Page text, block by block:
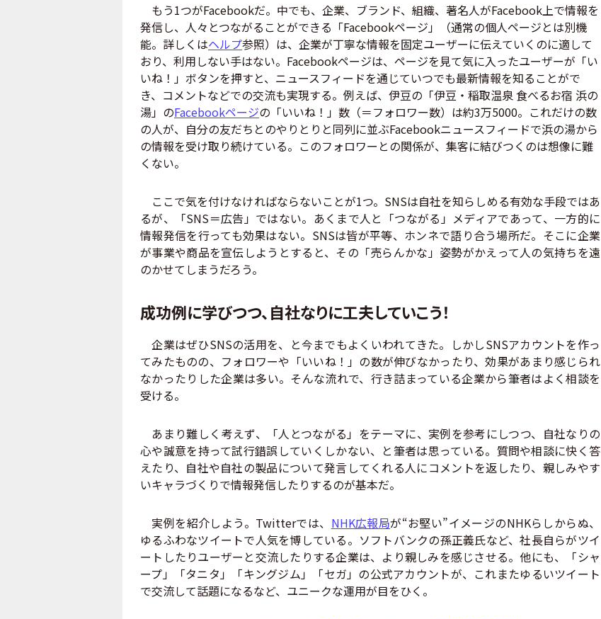
もう1つがFacebookだ。中でも、企業、ブランド、組織、著名人がFacebook上で情報を
発信し、人々とつながることができる「Facebookページ」（通常の個人ページとは別機
能。詳しくはヘルプ参照）は、企業が丁寧な情報を固定ユーザーに伝えていくのに適して
おり、利用しない手はない。Facebookページは、ページを見て気に入ったユーザーが「い
いね！」ボタンを押すと、ニュースフィードを通じていつでも最新情報を知ることがで
き、コメントなどでの交流も実現する。例えば、伊豆の「伊豆・稲取温泉 食べるお宿 浜の
湯」のFacebookページの「いいね！」数（＝フォロワー数）は約3万5000。これだけの数
の人が、自分の友だちとのやりとりと同列に並ぶFacebookニュースフィードで浜の湯から
の情報を受け取り続けている。このフォロワーとの関係が、集客に結びつくのは想像に難
くない。
ここで気を付けなければならないことが1つ。SNSは自社を知らしめる有効な手段ではあ
るが、「SNS＝広告」ではない。あくまで人と「つながる」メディアであって、一方的に
情報発信を行っても効果はない。SNSは皆が平等、ホンネで語り合う場所だ。そこに企業
が事業や商品を宣伝しようとすると、その「売らんかな」姿勢がかえって人の気持ちを遠
のかせてしまうだろう。
成功例に学びつつ、自社なりに工夫していこう！
企業はぜひSNSの活用を、と今までもよくいわれてきた。しかしSNSアカウントを作っ
てみたものの、フォロワーや「いいね！」の数が伸びなかったり、効果があまり感じられ
なかったりした企業は多い。そんな流れで、行き詰まっている企業から筆者はよく相談を
受ける。
あまり難しく考えず、「人とつながる」をテーマに、実例を参考にしつつ、自社なりの
心や誠意を持って試行錯誤していくしかない、と筆者は思っている。質問や相談に快く答
えたり、自社や自社の製品について発言してくれる人にコメントを返したり、親しみやす
いキャラづくりで情報発信したりするのが基本だ。
実例を紹介しよう。Twitterでは、 NHK広報局が“お堅い”イメージのNHKらしからぬ、
ゆるふわなツイートで人気を博している。ソフトバンクの孫正義氏など、社長自らがツイ
ートしたりユーザーと交流したりする企業は、より親しみを感じさせる。他にも、「シャ
ープ」「タニタ」「キングジム」「セガ」の公式アカウントが、これまたゆるいツイート
で交流して話題になるなど、ユニークな運用が目をひく。